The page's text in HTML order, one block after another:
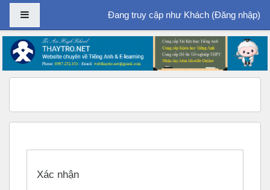
Chuyển tới nội dung chính
Bảng điều khiển cạnhĐang truy cập như Khách (Đăng nhập)
Xác nhận